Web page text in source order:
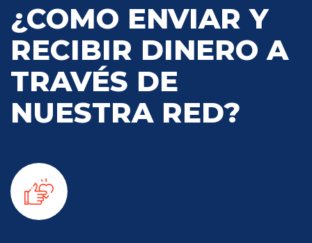
¿COMO ENVIAR Y
RECIBIR DINERO A
TRAVÉS DE
NUESTRA RED?